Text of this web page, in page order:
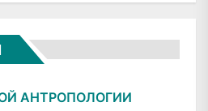
АНТРОПОЛОГИИ